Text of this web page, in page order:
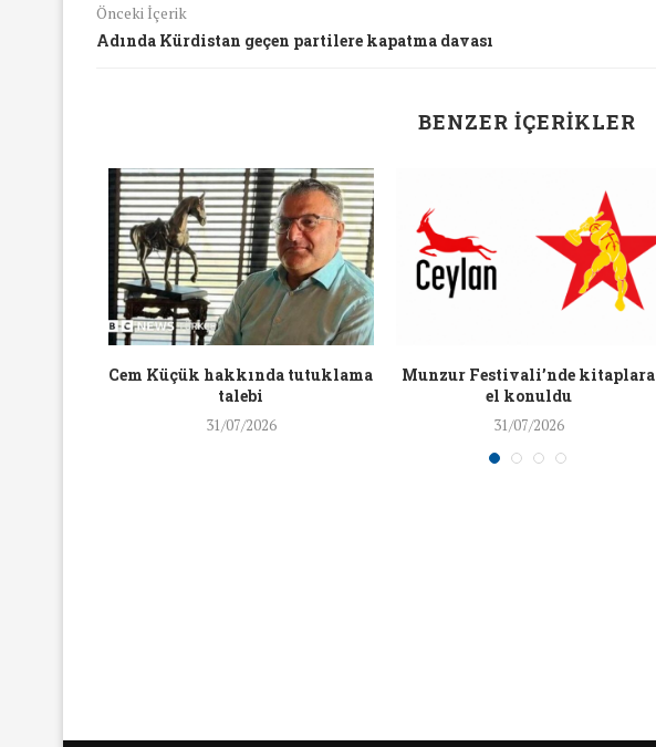
Önceki İçerik
Adında Kürdistan geçen partilere kapatma davası
BENZER İÇERIKLER
Cem Küçük hakkında tutuklama
talebi
31/07/2026
Munzur Festivali’nde kitaplara
el konuldu
31/07/2026
Yaş Ayrımcılığı
Konuştuk
Mart Ayında Nefret Söylemi
Konuştuk
19/Mar/2018